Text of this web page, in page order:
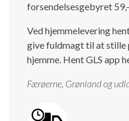
forsendelsesgebyret
Ved hjemmelevering
give fuldmagt til at stille
hjemme. Hent GLS app
Færøerne, Grønland og